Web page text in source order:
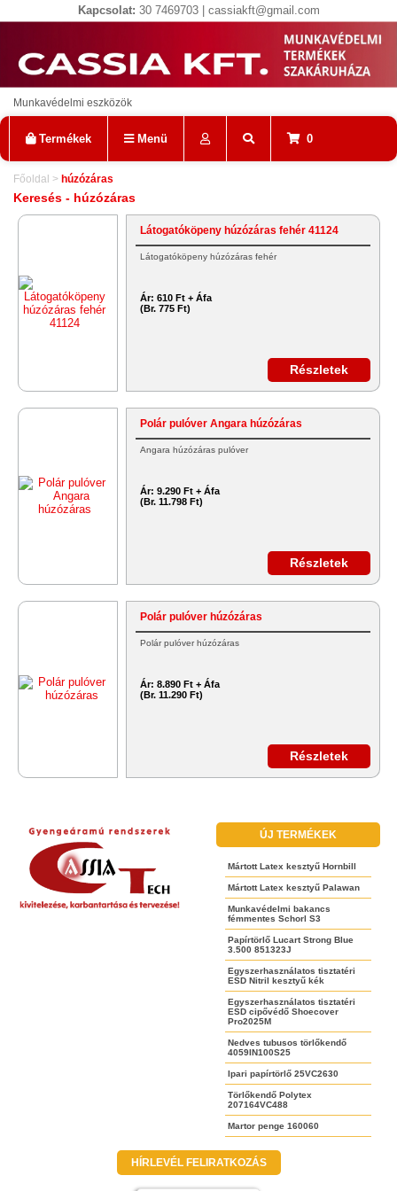
Kapcsolat: 30 7469703 | cassiakft@gmail.com
Munkavédelmi eszközök
Termékek Menü 0
Főoldal > húzózáras
Keresés - húzózáras
Látogatóköpeny húzózáras fehér 41124
Látogatóköpeny húzózáras fehér
Ár: 610 Ft + Áfa
(Br. 775 Ft)
Részletek
Polár pulóver Angara húzózáras
Angara húzózáras pulóver
Ár: 9.290 Ft + Áfa
(Br. 11.798 Ft)
Részletek
Polár pulóver húzózáras
Polár pulóver húzózáras
Ár: 8.890 Ft + Áfa
(Br. 11.290 Ft)
Részletek
ÚJ TERMÉKEK
Mártott Latex kesztyű Hornbill
Mártott Latex kesztyű Palawan
Munkavédelmi bakancs
fémmentes Schorl S3
Papírtörlő Lucart Strong Blue
3.500 851323J
Egyszerhasználatos tisztatéri
ESD Nitril kesztyű kék
Egyszerhasználatos tisztatéri
ESD cipővédő Shoecover
Pro2025M
Nedves tubusos törlőkendő
4059IN100S25
Ipari papírtörlő 25VC2630
Törlőkendő Polytex
207164VC488
Martor penge 160060
HÍRLEVÉL FELIRATKOZÁS